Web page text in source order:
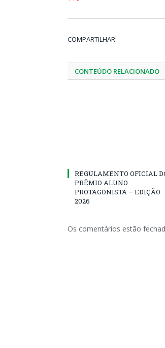
COMPARTILHAR:
CONTEÚDO RELACIONADO
REGULAMENTO OFICIAL
PRÊMIO ALUNO
PROTAGONISTA – EDIÇÃO
2026
Os comentários estão